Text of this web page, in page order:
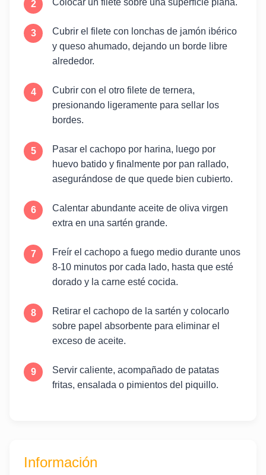
Cubrir el filete con lonchas de jamón ibérico
y queso ahumado, dejando un borde libre
alrededor.
Cubrir con el otro filete de ternera,
presionando ligeramente para sellar los
bordes.
Pasar el cachopo por harina, luego por
huevo batido y finalmente por pan rallado,
asegurándose de que quede bien cubierto.
Calentar abundante aceite de oliva virgen
extra en una sartén grande.
Freír el cachopo a fuego medio durante unos
8-10 minutos por cada lado, hasta que esté
dorado y la carne esté cocida.
Retirar el cachopo de la sartén y colocarlo
sobre papel absorbente para eliminar el
exceso de aceite.
Servir caliente, acompañado de patatas
fritas, ensalada o pimientos del piquillo.
Información